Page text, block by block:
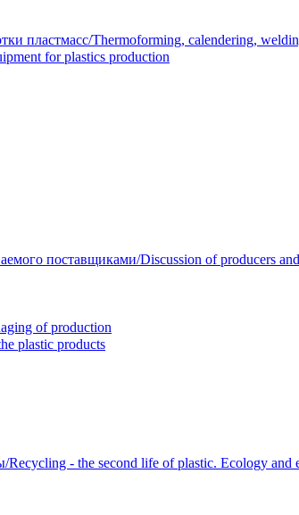
пластмасс/Thermoforming, calendering,
for plastics production
поставщиками/Discussion of producers
of production
plastic products
- the second life of plastic. Ecology and